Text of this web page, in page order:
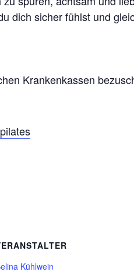
dich sicher fühlst und
Krankenkassen
Kühlwein